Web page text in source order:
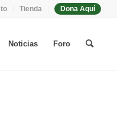
Tienda Dona Aquí
Noticias Foro